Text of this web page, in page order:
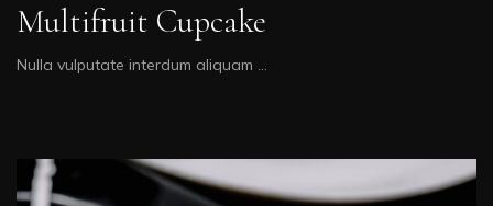
Multifruit Cupcake
Nulla vulputate interdum aliquam …